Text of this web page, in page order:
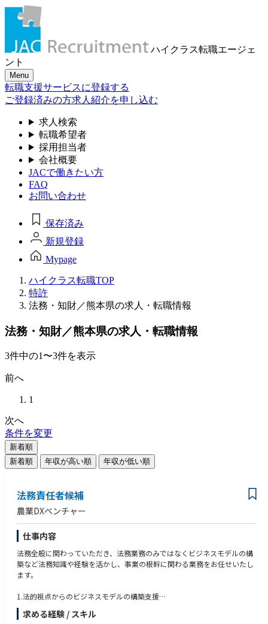
ハイクラス転職エージェ
ント
Menu
転職支援サービスに登録する
ご登録済みの方求人紹介を申し込む
求人検索
転職希望者
採用担当者
会社概要
JACで働きたい方
FAQ
お問い合わせ
保存済み
新規登録
Mypage
ハイクラス転職TOP
特許
法務・知財／熊本県の求人・転職情報
法務・知財／熊本県の求人・転職情報
3件中の1〜3件を表示
前へ
1
次へ
条件を変更
新着順
新着順
年収が高い順 年収が低い順
法務責任者候補
農業DXベンチャー
仕事内容
法務全般に関わっていただき、法務業務のみではなくビジネスモデルの構
築など法務知識や経験を活かし、事業の根幹に関わる業務をお任せいたし
ます。
1.法的視点からのビジネスモデルの構築支援
・ビジネスモデルの構築に対して、各国の法律を根拠にどのように対処す
るべきかのサポート
求める経験 / スキル